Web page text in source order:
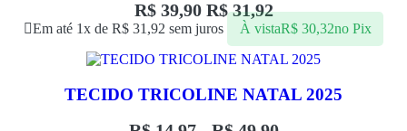
R$39,90 R$31,92
Em até 1x de R$31,92 sem juros À vistaR$30,32no Pix
TECIDO TRICOLINE NATAL 2025